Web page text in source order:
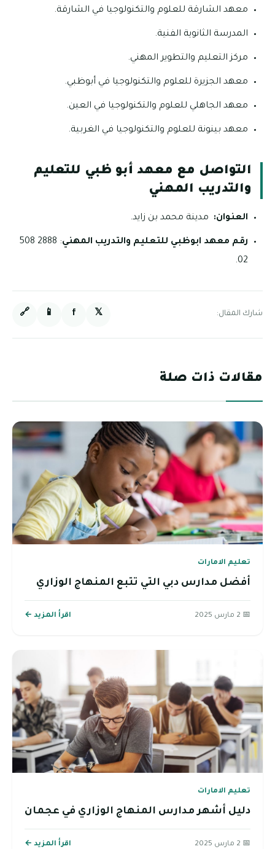
معهد الشارقة للعلوم والتكنولوجيا في الشارقة.
المدرسة الثانوية الفنية.
مركز التعليم والتطوير المهني.
معهد الجزيرة للعلوم والتكنولوجيا في أبوظبي.
معهد الجاهلي للعلوم والتكنولوجيا في العين.
معهد بينونة للعلوم والتكنولوجيا في الغربية.
التواصل مع معهد أبو ظبي للتعليم
والتدريب المهني
العنوان: مدينة محمد بن زايد.
رقم معهد ابوظبي للتعليم والتدريب المهني
: 2888 508
02.
شارك المقال: 𝕏
f
📱
🔗
مقالات ذات صلة
تعليم الامارات
أفضل مدارس دبي التي تتبع المنهاج الوزاري
📅 2 مارس 2025 اقرأ المزيد ←
تعليم الامارات
دليل أشهر مدارس المنهاج الوزاري في عجمان
📅 2 مارس 2025 اقرأ المزيد ←